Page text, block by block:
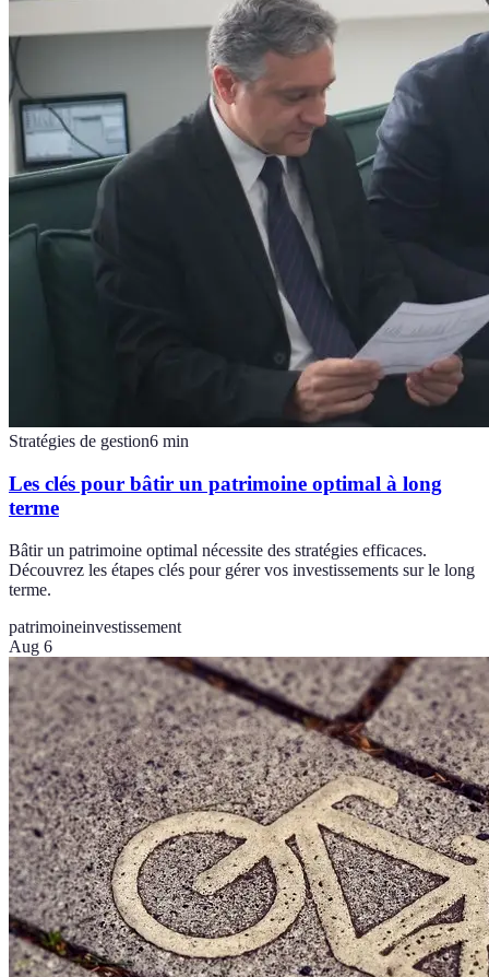
Stratégies de gestion6 min
Les clés pour bâtir un patrimoine optimal à long
terme
Bâtir un patrimoine optimal nécessite des stratégies efficaces.
Découvrez les étapes clés pour gérer vos investissements sur le long
terme.
patrimoineinvestissement
Aug 6